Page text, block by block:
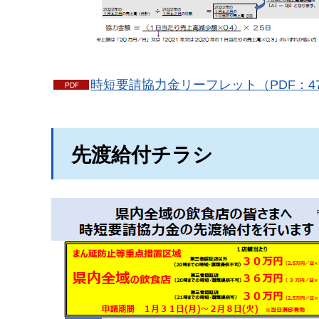
時短要請協力金リーフレット（PDF：
先渡給付チラシ